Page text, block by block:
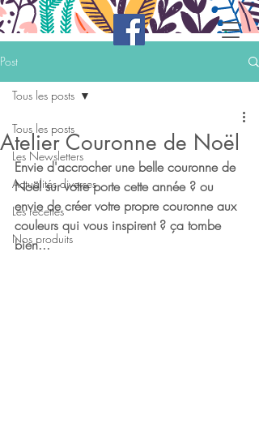
Post
Tous les posts
Les Newsletters
Actualités diverses
Les recettes
Nos produits
Tous les posts
Atelier Couronne de Noël
Envie d'accrocher une belle couronne de
Noël sur votre porte cette année ? ou
envie de créer votre propre couronne aux
couleurs qui vous inspirent ? ça tombe
bien...